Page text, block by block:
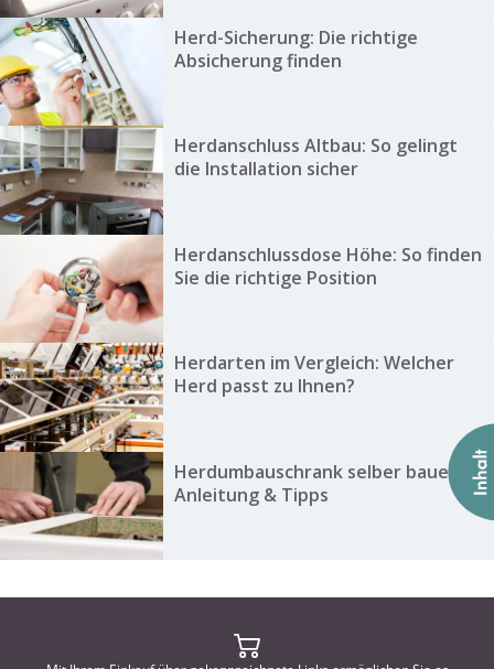
Herd-Sicherung: Die richtige
Absicherung finden
Herdanschluss Altbau: So gelingt
die Installation sicher
Herdanschlussdose Höhe: So finden
Sie die richtige Position
Herdarten im Vergleich: Welcher
Herd passt zu Ihnen?
Herdumbauschrank selber bauen:
Anleitung & Tipps